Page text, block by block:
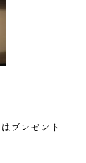
プレゼント